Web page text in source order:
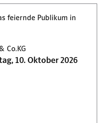
Co.KG
10. Oktober 2026